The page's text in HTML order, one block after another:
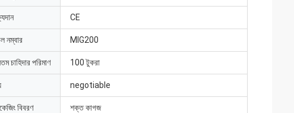
CE
নম্বার MIG200
চাহিদার পরিমাণ 100 টুকরা
negotiable
বিবরণ শক্ত কাগজ